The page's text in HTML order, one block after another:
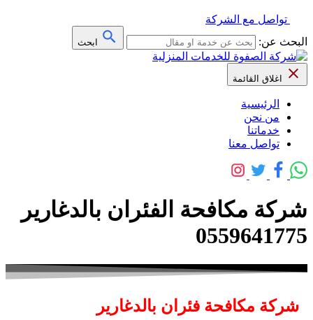
تواصل مع الشركة
البحث عن:
ابحث
اغلاق القائمة
الرئيسية
من نحن
خدماتنا
تواصل معنا
شركة مكافحة الفئران بالدغارير
0559641775
شركة مكافحة فئران بالدغارير